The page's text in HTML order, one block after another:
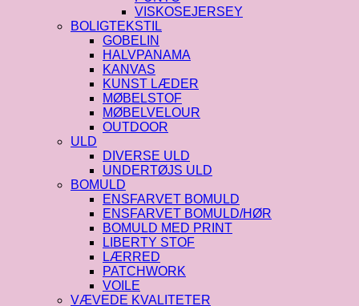
VISKOSEJERSEY
BOLIGTEKSTIL
GOBELIN
HALVPANAMA
KANVAS
KUNST LÆDER
MØBELSTOF
MØBELVELOUR
OUTDOOR
ULD
DIVERSE ULD
UNDERTØJS ULD
BOMULD
ENSFARVET BOMULD
ENSFARVET BOMULD/HØR
BOMULD MED PRINT
LIBERTY STOF
LÆRRED
PATCHWORK
VOILE
VÆVEDE KVALITETER